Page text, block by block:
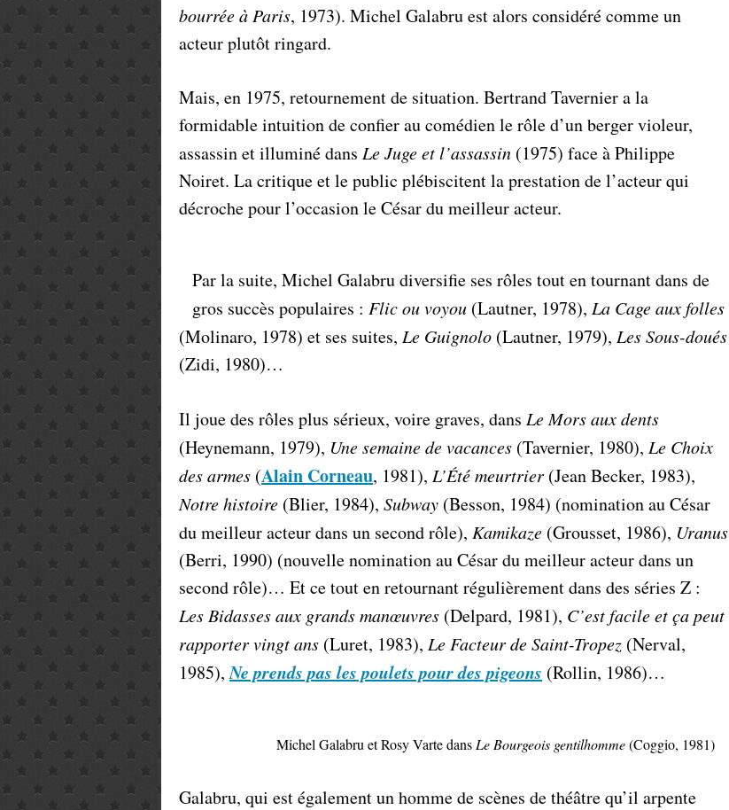
bourrée à Paris, 1973). Michel Galabru est alors considéré comme un
acteur plutôt ringard.
Mais, en 1975, retournement de situation. Bertrand Tavernier a la
formidable intuition de confier au comédien le rôle d’un berger violeur,
assassin et illuminé dans Le Juge et l’assassin (1975) face à Philippe
Noiret. La critique et le public plébiscitent la prestation de l’acteur qui
décroche pour l’occasion le César du meilleur acteur.
Par la suite, Michel Galabru diversifie ses rôles tout en tournant dans de
gros succès populaires : Flic ou voyou (Lautner, 1978), La Cage aux folles
(Molinaro, 1978) et ses suites, Le Guignolo (Lautner, 1979), Les Sous-doués
(Zidi, 1980)…
Il joue des rôles plus sérieux, voire graves, dans Le Mors aux dents
(Heynemann, 1979), Une semaine de vacances (Tavernier, 1980), Le Choix
des armes (Alain Corneau, 1981), L’Été meurtrier (Jean Becker, 1983),
Notre histoire (Blier, 1984), Subway (Besson, 1984) (nomination au César
du meilleur acteur dans un second rôle), Kamikaze (Grousset, 1986), Uranus
(Berri, 1990) (nouvelle nomination au César du meilleur acteur dans un
second rôle)… Et ce tout en retournant régulièrement dans des séries Z :
Les Bidasses aux grands manœuvres (Delpard, 1981), C’est facile et ça peut
rapporter vingt ans (Luret, 1983), Le Facteur de Saint-Tropez (Nerval,
1985),Ne prends pas les poulets pour des pigeons (Rollin, 1986)…
Michel Galabru et Rosy Varte dans Le Bourgeois gentilhomme(Coggio, 1981)
Galabru, qui est également un homme de scènes de théâtre qu’il arpente